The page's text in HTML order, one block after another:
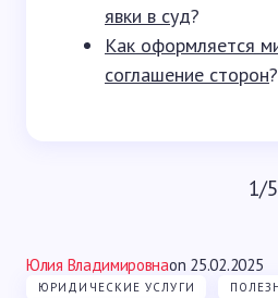
явки в суд?
Как оформляется
соглашение сторон?
1/
Юлия Владимировнаon 25.02.2025
ЮРИДИЧЕСКИЕ УСЛУГИ